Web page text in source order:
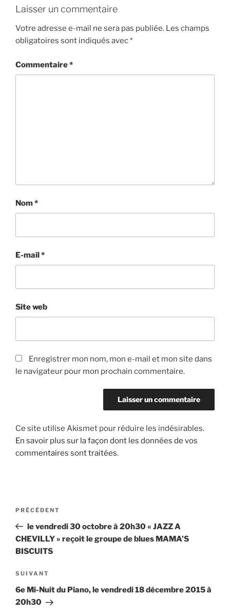
Laisser un commentaire
Votre adresse e-mail ne sera pas publiée. Les champs
obligatoires sont indiqués avec*
Commentaire*
Nom*
E-mail*
Site web
Enregistrer mon nom, mon e-mail et mon site dans
le navigateur pour mon prochain commentaire.
Ce site utilise Akismet pour réduire les indésirables.
En savoir plus sur la façon dont les données de vos
commentaires sont traitées.
Navigation
l’article
Article
précédent
PRÉCÉDENT
le vendredi 30 octobre à 20h30 « JAZZ A
CHEVILLY » reçoit le groupe de blues MAMA’S
BISCUITS
Article
suivant
SUIVANT
6e Mi-Nuit du Piano, le vendredi 18 décembre 2015 à
20h30